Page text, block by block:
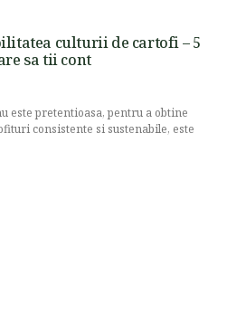
culturii de cartofi – 5
sa tii cont
este pretentioasa, pentru a obtine
consistente si sustenabile, este